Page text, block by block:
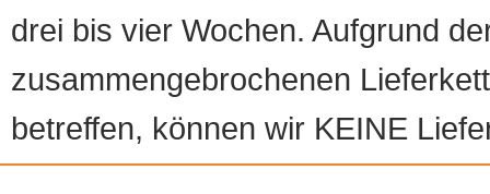
drei bis vier Wochen. Aufgrund
zusammengebrochenen
betreffen, können wir KEINE